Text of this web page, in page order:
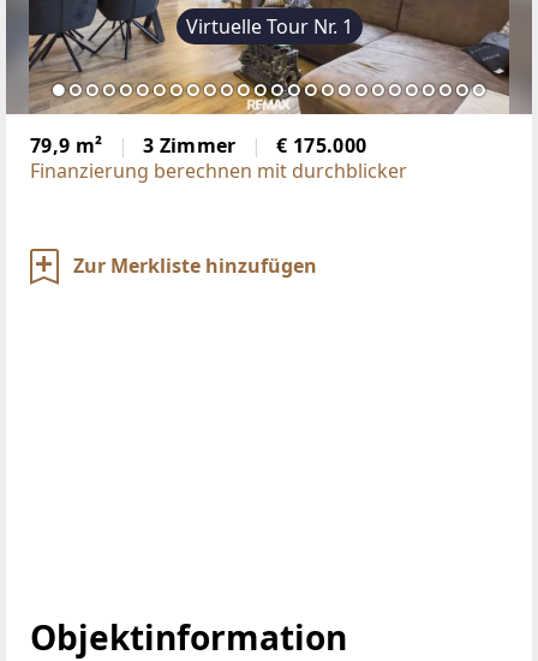
Virtuelle Tour Nr. 1
79,9 m² 3 Zimmer
€ 175.000
Finanzierung berechnen mit durchblicker
Zur Merkliste hinzufügen
Objektinformation